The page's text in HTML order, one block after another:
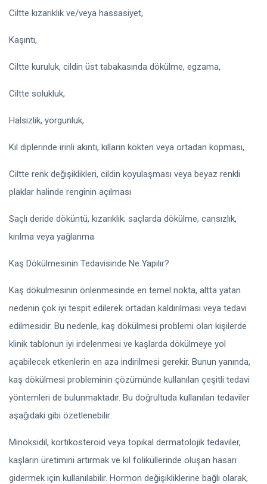
Ciltte kızarıklık ve/veya hassasiyet,
Kaşıntı,
Ciltte kuruluk, cildin üst tabakasında dökülme, egzama,
Ciltte solukluk,
Halsizlik, yorgunluk,
Kıl diplerinde irinli akıntı, kılların kökten veya ortadan kopması,
Ciltte renk değişiklikleri, cildin koyulaşması veya beyaz renkli
plaklar halinde renginin açılması
Saçlı deride döküntü, kızarıklık; saçlarda dökülme, cansızlık,
kırılma veya yağlanma
Kaş Dökülmesinin Tedavisinde Ne Yapılır?
Kaş dökülmesinin önlenmesinde en temel nokta, altta yatan
nedenin çok iyi tespit edilerek ortadan kaldırılması veya tedavi
edilmesidir. Bu nedenle, kaş dökülmesi problemi olan kişilerde
klinik tablonun iyi irdelenmesi ve kaşlarda dökülmeye yol
açabilecek etkenlerin en aza indirilmesi gerekir. Bunun yanında,
kaş dökülmesi probleminin çözümünde kullanılan çeşitli tedavi
yöntemleri de bulunmaktadır. Bu doğrultuda kullanılan tedaviler
aşağıdaki gibi özetlenebilir:
Minoksidil, kortikosteroid veya topikal dermatolojik tedaviler,
kaşların üretimini artırmak ve kıl foliküllerinde oluşan hasarı
gidermek için kullanılabilir. Hormon değişikliklerine bağlı olarak,